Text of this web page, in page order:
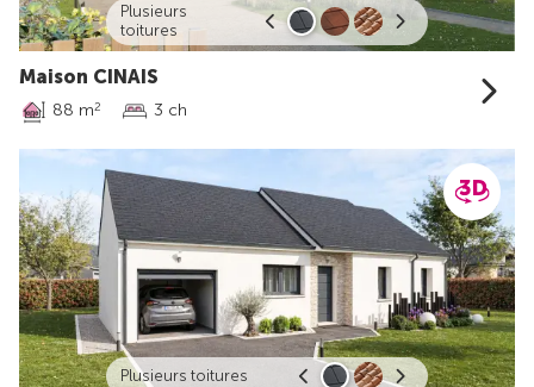
Maison CINAIS
88 m2 3 ch
Plusieurs
toitures
Plusieurs toitures